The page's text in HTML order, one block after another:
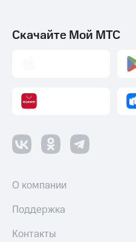
Скачайте Мой МТС
О компании
Поддержка
Контакты